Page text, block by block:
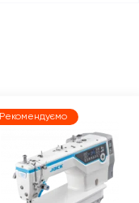
Рекомендуємо